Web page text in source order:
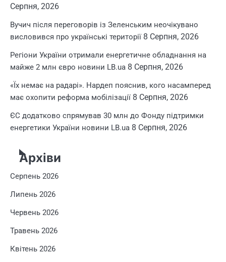
Серпня, 2026
Вучич після переговорів із Зеленським неочікувано
висловився про українські території 8 Серпня, 2026
Регіони України отримали енергетичне обладнання на
майже 2 млн євро новини LB.ua 8 Серпня, 2026
«Їх немає на радарі». Нардеп пояснив, кого насамперед
має охопити реформа мобілізації 8 Серпня, 2026
ЄС додатково спрямував 30 млн до Фонду підтримки
енергетики України новини LB.ua 8 Серпня, 2026
Архіви
Серпень 2026
Липень 2026
Червень 2026
Травень 2026
Квітень 2026